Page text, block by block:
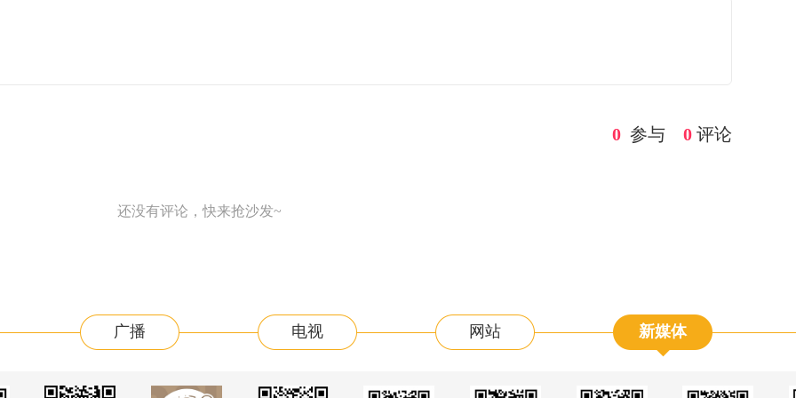
0 参与 0 评论
还没有评论，快来抢沙发~
广播 电视 网站 新媒体